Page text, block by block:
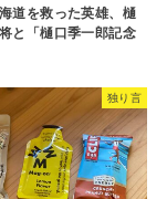
道を救った英雄、樋
と「樋口季一郎記念
独り言